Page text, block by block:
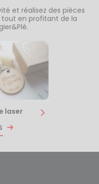
et réalisez des pièces
en profitant de la
laser